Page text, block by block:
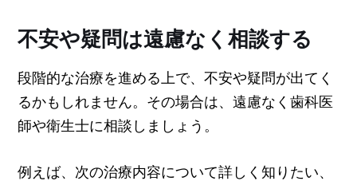
不安や疑問は遠慮なく相談する
段階的な治療を進める上で、不安や疑問が出てく
るかもしれません。その場合は、遠慮なく歯科医
師や衛生士に相談しましょう。
例えば、次の治療内容について詳しく知りたい、